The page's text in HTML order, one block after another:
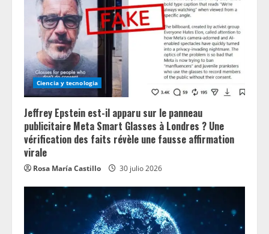
i
n
g
Ciencia y tecnologia
Jeffrey Epstein est-il apparu sur le panneau
publicitaire Meta Smart Glasses à Londres ? Une
vérification des faits révèle une fausse affirmation
virale
Rosa María Castillo 30 julio 2026